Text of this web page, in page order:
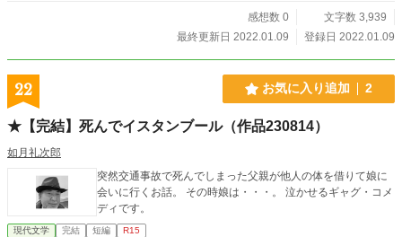
感想数 0
文字数 3,939
最終更新日 2022.01.09
登録日 2022.01.09
22 お気に入り追加 2
★【完結】死んでイスタンブール（作品230814）
如月礼次郎
突然交通事故で死んでしまった父親が他人の体を借りて娘に
会いに行くお話。 その時娘は・・・。 泣かせるギャグ・コメ
ディです。
現代文学 完結 短編 R15